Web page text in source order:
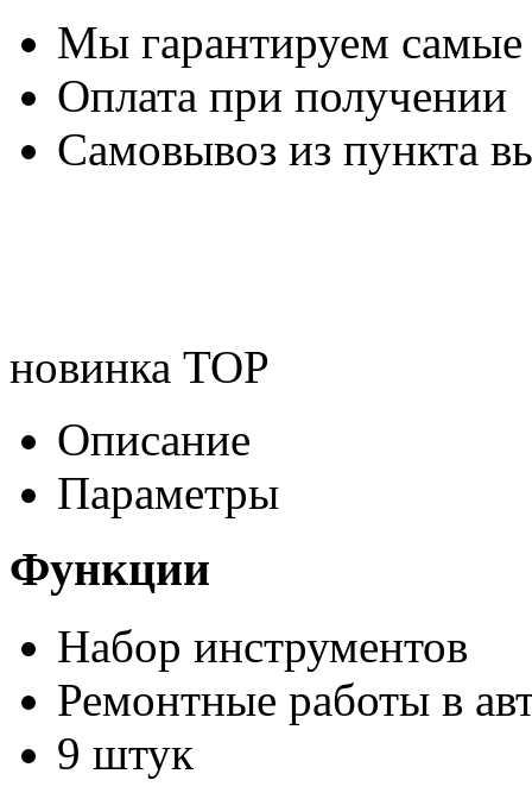
Мы гарантируем
Оплата при получении
Самовывоз из пункта
новинка TOP
Описание
Параметры
Функции
Набор инструментов
Ремонтные работы в
9 штук